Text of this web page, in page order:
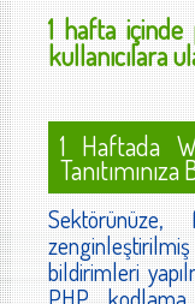
1 hafta
kullanıcılara
1 Haftada
Tanıtımınıza
bildirimleri